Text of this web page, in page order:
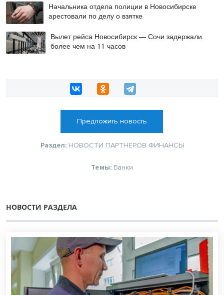
Начальника отдела полиции в Новосибирске
арестовали по делу о взятке
Вылет рейса Новосибирск — Сочи задержали
более чем на 11 часов
Предложить новость
Раздел: НОВОСТИ ПАРТНЕРОВ ФИНАНСЫ
Темы: Банки
НОВОСТИ РАЗДЕЛА